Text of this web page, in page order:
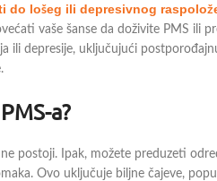
do lošeg ili depresivnog
vaše šanse da doživite PMS ili
ili depresije, uključujući
a?
ne postoji. Ipak, možete preduzeti
Ovo uključuje biljne čajeve,